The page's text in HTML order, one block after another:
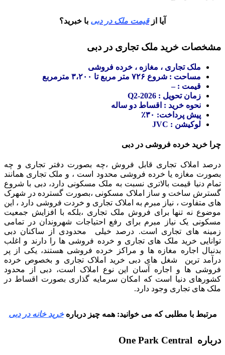
آیا ازقیمت ملک در دبی با خبرید؟
مشخصات خرید ملک تجاری در دبی
ملک تجاری ، مغازه ، خرده فروشی
مساحت : شروع ۷۲۶ متر مربع تا ۳،۲۰۰ مترمربع
قیمت : –
زمان تحویل : Q2-2026
نحوه خرید : اقساط دو ساله
پیش پرداخت‌: ۳۰٪
لوکیشن : JVC
چرا خرید خرده فروشی در دبی
درصد املاک تجاری قابل فروش ،چه بصورت دفتر تجاری و چه
بصورت مغازه یا خرده فروشی محدود است ، و ملک تجاری همانند
تمام دنیا قیمت بالاتری نسبت به ملک مسکونی دارد، دبی با شروع
گسترش ساخت و ساز املاک مسکونی ،بصورت گسترده در شهرک
های متفاوت ، نیاز مبرم به املاک تجاری و خردت فروشی دارد ، این
موضوع نه تنها برای فروش ملک تجاری ،بلکه با افزایش جمعیت
مسکونی یک نیاز مبرم برای رفع احتیاجات شهروندان در تمامی
زمینه های تجاری است. درصد خیلی محدودی از ساکنان دبی
توانایی خرید ملک های تجاری و خرده فروشی ها را دارند و اغلب
بدنبال اجاره مغازه ها و مراکز خرده فروشی هستند، یکی از پر
درآمد ترین شغل های دبی خرید املاک تجاری و بخصوص خرده
فروشی ها و اجاره آسان این نوع املاک است، دبی از محدود
کشورهای دنیا است که امکان سرمایه گذاری بصورت اقساط در
ملک های تجاری وجود دارد.
مرتبط با مطلبی که می خوانید: همه چیز دربارهخرید خانه در دبی
درباره One Park Central